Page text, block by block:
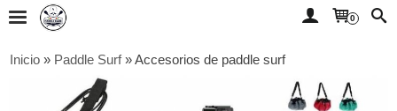
0
Inicio » Paddle Surf»Accesorios de paddle surf